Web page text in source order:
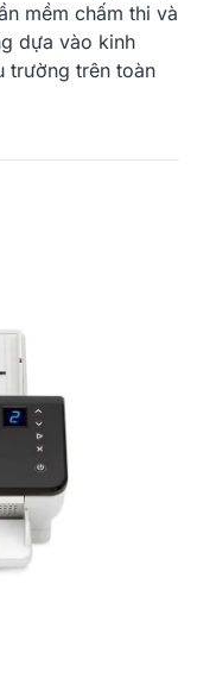
mềm chấm thi và
dựa vào kinh
trường trên toàn